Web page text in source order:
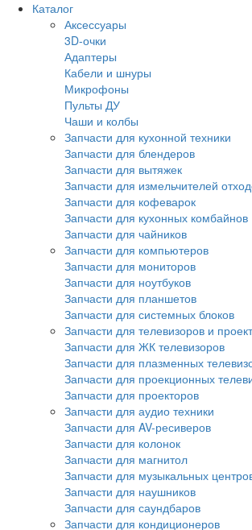
Каталог
Аксессуары
3D-очки
Адаптеры
Кабели и шнуры
Микрофоны
Пульты ДУ
Чаши и колбы
Запчасти для кухонной техники
Запчасти для блендеров
Запчасти для вытяжек
Запчасти для измельчителей
Запчасти для кофеварок
Запчасти для кухонных комбайнов
Запчасти для чайников
Запчасти для компьютеров
Запчасти для мониторов
Запчасти для ноутбуков
Запчасти для планшетов
Запчасти для системных блоков
Запчасти для телевизоров и
Запчасти для ЖК телевизоров
Запчасти для плазменных
Запчасти для проекционных
Запчасти для проекторов
Запчасти для аудио техники
Запчасти для AV-ресиверов
Запчасти для колонок
Запчасти для магнитол
Запчасти для музыкальных
Запчасти для наушников
Запчасти для саундбаров
Запчасти для кондиционеров